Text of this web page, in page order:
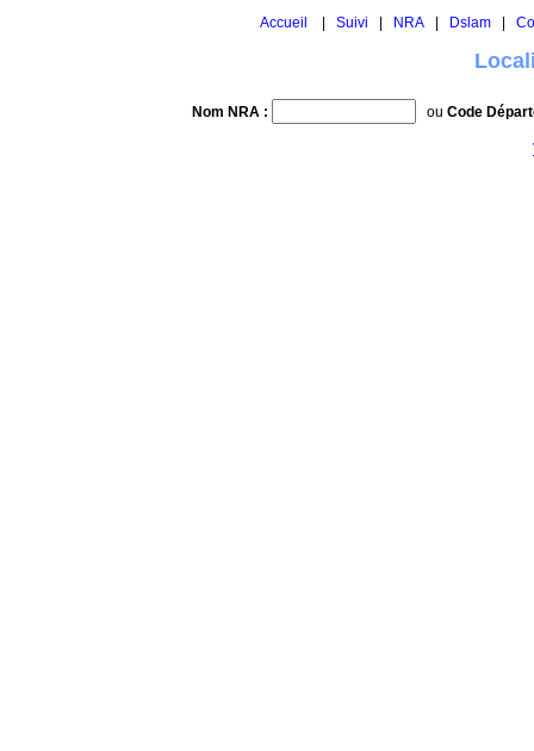
Accueil Suivi NRA Dslam
Nom NRA : ou Code